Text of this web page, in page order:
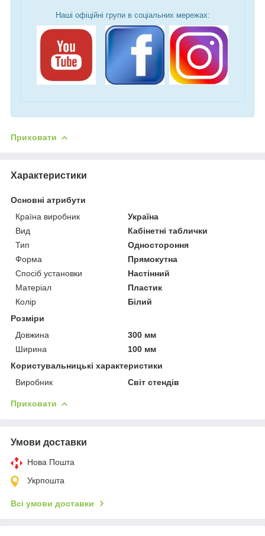
Наші офіційні групи в соціальних мережах:
Приховати
Характеристики
Основні атрибути
Країна виробник
Україна
Вид
Кабінетні таблички
Тип
Одностороння
Форма
Прямокутна
Спосіб установки
Настінний
Матеріал
Пластик
Колір
Білий
Розміри
Довжина
300 мм
Ширина
100 мм
Користувальницькі характеристики
Виробник
Світ стендів
Приховати
Умови доставки
Нова Пошта
Укрпошта
Всі умови доставки